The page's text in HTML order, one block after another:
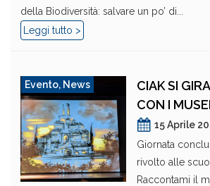
della Biodiversità: salvare un po’ di...
Leggi tutto >
Evento, News
CIAK SI
CON I
15 Aprile
Giornata
rivolto alle
Raccontami il